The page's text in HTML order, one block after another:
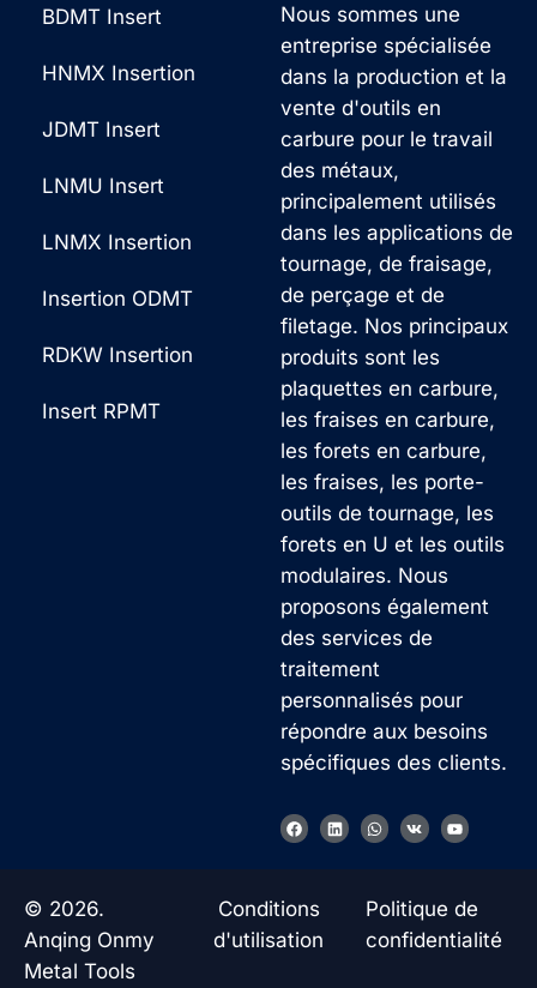
Nous sommes une
entreprise spécialisée
dans la production et la
vente d'outils en
carbure pour le travail
des métaux,
principalement utilisés
dans les applications de
tournage, de fraisage,
de perçage et de
filetage. Nos principaux
produits sont les
plaquettes en carbure,
les fraises en carbure,
les forets en carbure,
les fraises, les porte-
outils de tournage, les
forets en U et les outils
modulaires. Nous
proposons également
des services de
traitement
personnalisés pour
répondre aux besoins
spécifiques des clients.
F
a
o
k
L
i
W
h
a
p
V
k
Y
o
e
BDMT Insert
HNMX Insertion
JDMT Insert
LNMU Insert
LNMX Insertion
Insertion ODMT
RDKW Insertion
Insert RPMT
© 2026.
Anqing Onmy
Metal Tools
Conditions
d'utilisation
Politique de
confidentialité